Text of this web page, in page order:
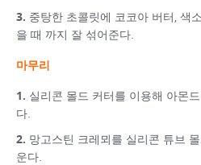
중탕한 초콜릿에 코코아 버터, 색
을 때 까지 잘 섞어준다.
마무리
실리콘 몰드 커터를 이용해 아몬
다.
망고스틴 크레뫼를 실리콘 튜브
운다.